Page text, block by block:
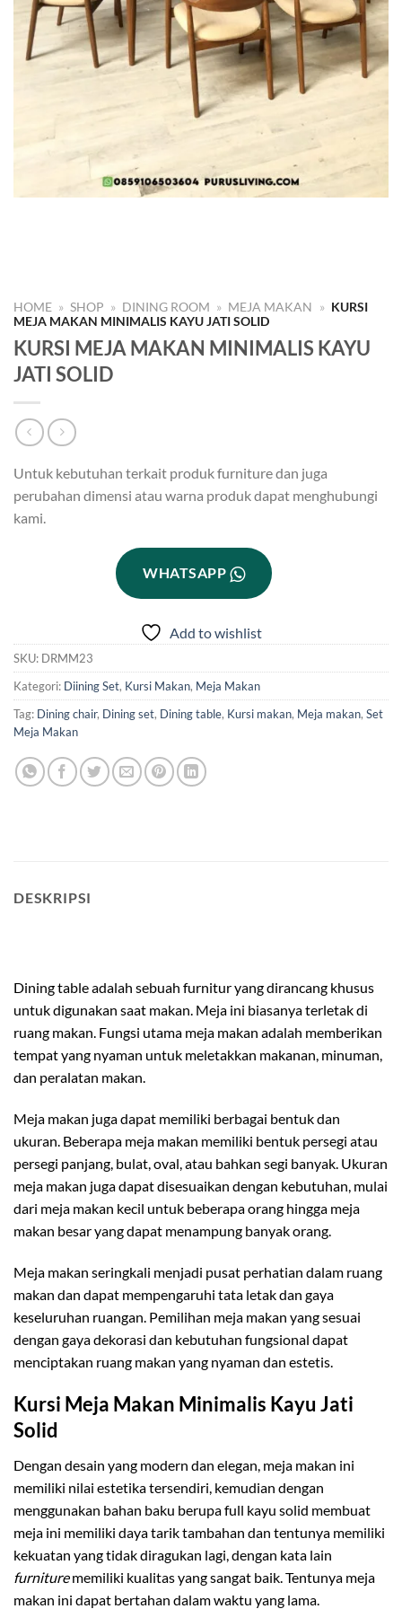
HOME » SHOP » DINING ROOM » MEJA MAKAN » KURSI
MEJA MAKAN MINIMALIS KAYU JATI SOLID
KURSI MEJA MAKAN MINIMALIS KAYU
JATI SOLID
Untuk kebutuhan terkait produk furniture dan juga
perubahan dimensi atau warna produk dapat menghubungi
kami.
WHATSAPP
Add to wishlist
SKU: DRMM23
Kategori: Diining Set, Kursi Makan, Meja Makan
Tag: Dining chair, Dining set, Dining table, Kursi makan, Meja makan, Set
Meja Makan
DESKRIPSI
Dining table adalah sebuah furnitur yang dirancang khusus
untuk digunakan saat makan. Meja ini biasanya terletak di
ruang makan. Fungsi utama meja makan adalah memberikan
tempat yang nyaman untuk meletakkan makanan, minuman,
dan peralatan makan.
Meja makan juga dapat memiliki berbagai bentuk dan
ukuran. Beberapa meja makan memiliki bentuk persegi atau
persegi panjang, bulat, oval, atau bahkan segi banyak. Ukuran
meja makan juga dapat disesuaikan dengan kebutuhan, mulai
dari meja makan kecil untuk beberapa orang hingga meja
makan besar yang dapat menampung banyak orang.
Meja makan seringkali menjadi pusat perhatian dalam ruang
makan dan dapat mempengaruhi tata letak dan gaya
keseluruhan ruangan. Pemilihan meja makan yang sesuai
dengan gaya dekorasi dan kebutuhan fungsional dapat
menciptakan ruang makan yang nyaman dan estetis.
Kursi Meja Makan Minimalis Kayu Jati
Solid
Dengan desain yang modern dan elegan, meja makan ini
memiliki nilai estetika tersendiri, kemudian dengan
menggunakan bahan baku berupa full kayu solid membuat
meja ini memiliki daya tarik tambahan dan tentunya memiliki
kekuatan yang tidak diragukan lagi, dengan kata lain
furniturememiliki kualitas yang sangat baik. Tentunya meja
makan ini dapat bertahan dalam waktu yang lama.